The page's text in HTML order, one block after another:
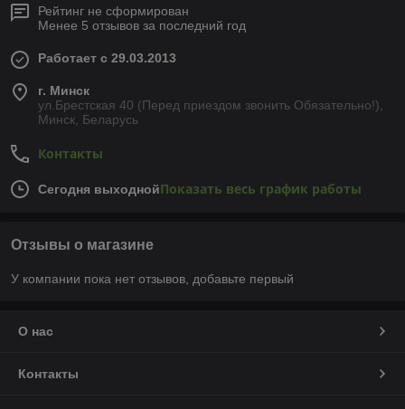
Рейтинг не сформирован
Менее 5 отзывов за последний год
Работает с 29.03.2013
г. Минск
ул.Брестская 40 (Перед приездом звонить Обязательно!),
Минск, Беларусь
Контакты
Сегодня выходнойПоказать весь график работы
Отзывы о магазине
У компании пока нет отзывов, добавьте первый
О нас
Контакты